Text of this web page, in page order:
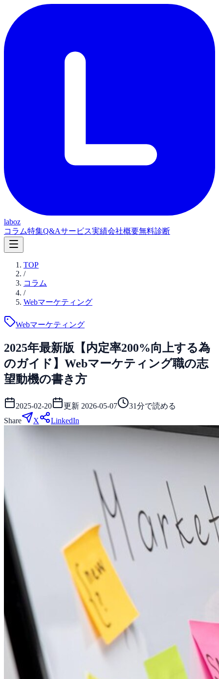
laboz
コラム特集Q&Aサービス実績会社概要無料診断
TOP
/
コラム
/
Webマーケティング
Webマーケティング
2025年最新版【内定率200%向上する為
のガイド】Webマーケティング職の志
望動機の書き方
2025-02-20 更新 2026-05-07 31分で読める
Share
X LinkedIn